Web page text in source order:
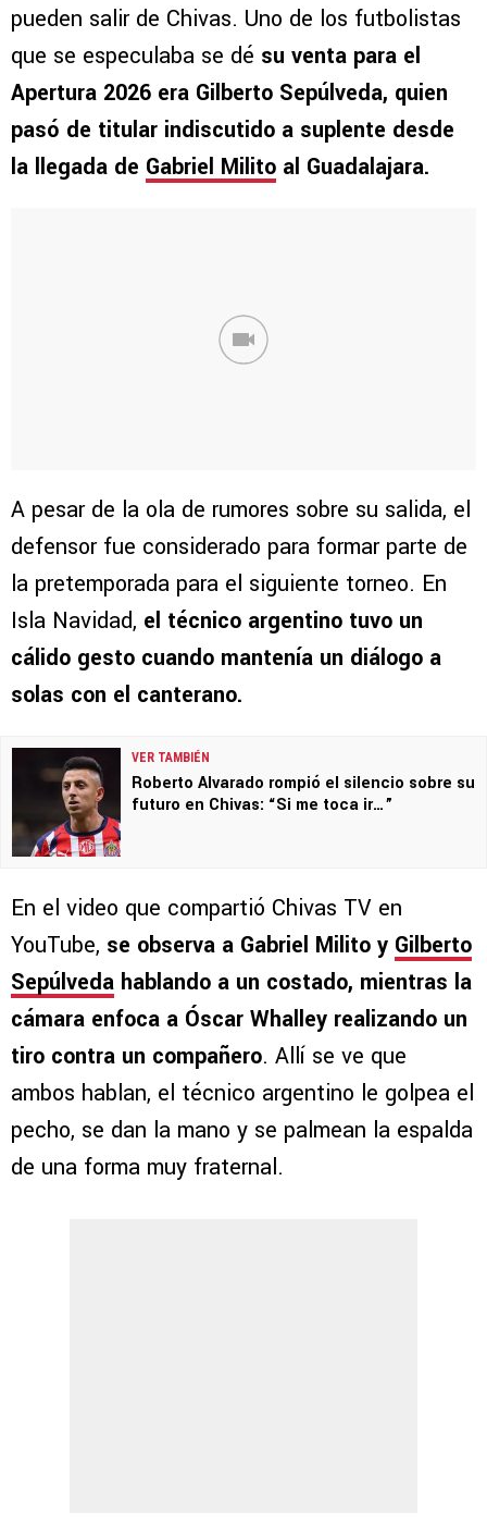
pueden salir de Chivas. Uno de los futbolistas
que se especulaba se dé su venta para el
Apertura 2026 era Gilberto Sepúlveda, quien
pasó de titular indiscutido a suplente desde
la llegada de Gabriel Milito al Guadalajara.
A pesar de la ola de rumores sobre su salida, el
defensor fue considerado para formar parte de
la pretemporada para el siguiente torneo. En
Isla Navidad, el técnico argentino tuvo un
cálido gesto cuando mantenía un diálogo a
solas con el canterano.
VER TAMBIÉN
Roberto Alvarado rompió el silencio sobre su
futuro en Chivas: “Si me toca ir…”
En el video que compartió Chivas TV en
YouTube, se observa a Gabriel Milito y Gilberto
Sepúlveda hablando a un costado, mientras la
cámara enfoca a Óscar Whalley realizando un
tiro contra un compañero. Allí se ve que
ambos hablan, el técnico argentino le golpea el
pecho, se dan la mano y se palmean la espalda
de una forma muy fraternal.